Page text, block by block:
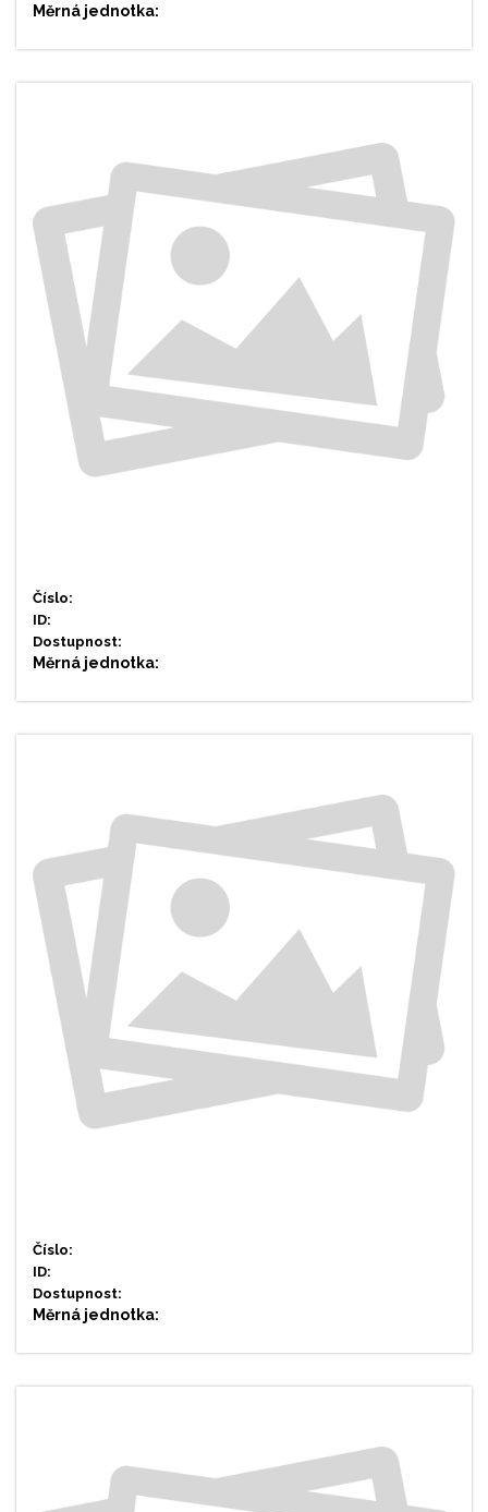
Měrná jednotka:
Číslo:
ID:
Dostupnost:
Měrná jednotka:
Číslo:
ID:
Dostupnost:
Měrná jednotka: